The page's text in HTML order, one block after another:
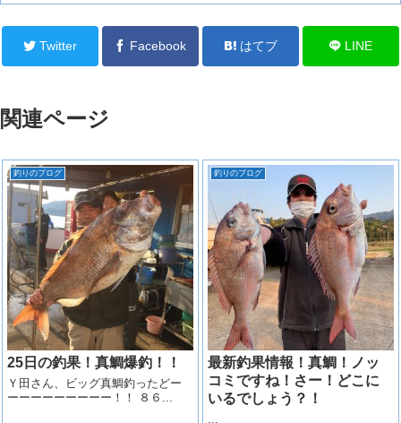
Twitter Facebook はてブ LINE
関連ページ
釣りのブログ
25日の釣果！真鯛爆釣！！
Ｙ田さん、ビッグ真鯛釣ったどー
ーーーーーーーーー！！ ８６...
釣りのブログ
最新釣果情報！真鯛！ノッ
コミですね！さー！どこに
いるでしょう？！
...